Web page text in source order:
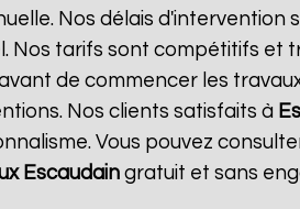
Nos délais d'intervention
Nos tarifs sont compétitifs et
de commencer les
Nos clients satisfaits à
Vous pouvez
Escaudain gratuit et sans